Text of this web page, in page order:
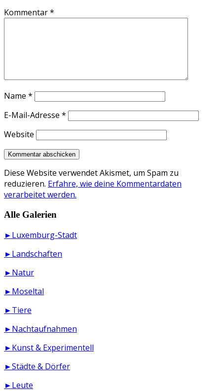
Kommentar*
Name *
E-Mail-Adresse *
Website
Diese Website verwendet Akismet, um Spam zu
reduzieren. Erfahre, wie deine Kommentardaten
verarbeitet werden.
Alle Galerien
►Luxemburg-Stadt
►Landschaften
►Natur
►Moseltal
►Tiere
►Nachtaufnahmen
►Kunst & Experimentell
►Städte & Dörfer
►Leute